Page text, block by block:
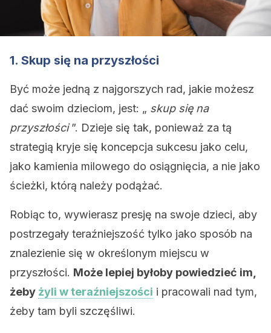
1. Skup się na przyszłości
Być może jedną z najgorszych rad, jakie możesz
dać swoim dzieciom, jest: „ skup się na
przyszłości”. Dzieje się tak, ponieważ za tą
strategią kryje się koncepcja sukcesu jako celu,
jako kamienia milowego do osiągnięcia, a nie jako
ścieżki, którą należy podążać.
Robiąc to, wywierasz presję na swoje dzieci, aby
postrzegały teraźniejszość tylko jako sposób na
znalezienie się w określonym miejscu w
przyszłości. Może lepiej byłoby powiedzieć im,
żeby żyli w teraźniejszości i pracowali nad tym,
żeby tam byli szczęśliwi.